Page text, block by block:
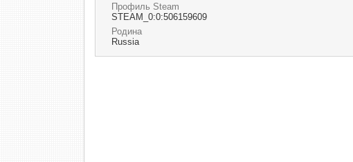
Профиль Steam
STEAM_0:0:506159609
Родина
Russia